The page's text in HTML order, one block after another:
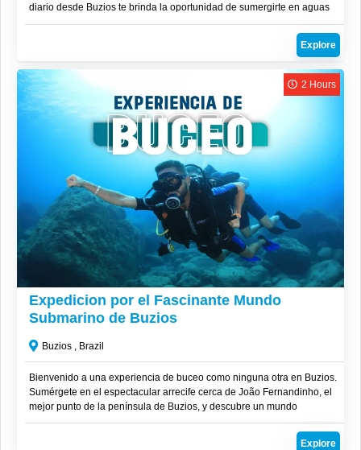
diario desde Buzios te brinda la oportunidad de sumergirte en aguas
cristalinas, playas de arena blanca y maravillas naturales que te
Explore
R$
2 Hours
Expedicion por el Fascinante Mundo
Submarino de Buzios
Buzios , Brazil
Bienvenido a una experiencia de buceo como ninguna otra en Buzios.
Sumérgete en el espectacular arrecife cerca de João Fernandinho, el
mejor punto de la península de Buzios, y descubre un mundo
submarino lleno de vida y belleza.
Explore